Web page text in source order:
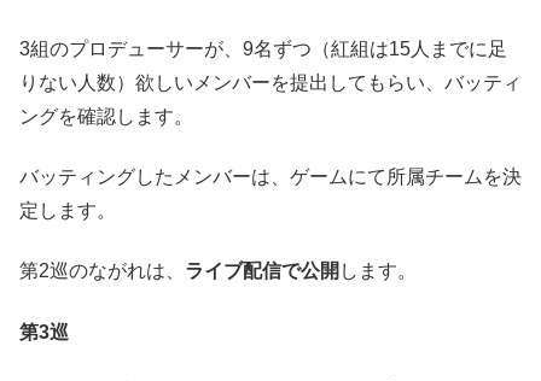
3組のプロデューサーが、9名ずつ（紅組は15人までに足
りない人数）欲しいメンバーを提出してもらい、バッティ
ングを確認します。
バッティングしたメンバーは、ゲームにて所属チームを決
定します。
第2巡のながれは、 ライブ配信で公開 します。
第3巡